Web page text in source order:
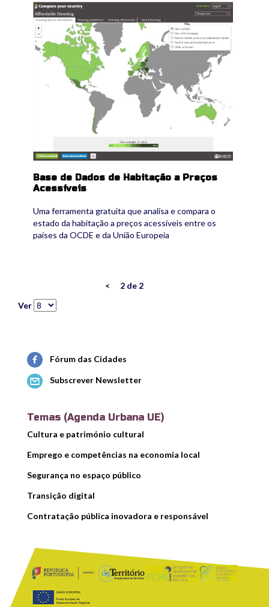
base_de_dados.jpg
Base de Dados de Habitação a Preços
Acessíveis
Uma ferramenta gratuita que analisa e compara o
estado da habitação a preços acessíveis entre os
países da OCDE e da União Europeia
<
2 de 2
Ver
Fórum das Cidades
Subscrever Newsletter
Temas (Agenda Urbana UE)
Cultura e património cultural
Emprego e competências na economia local
Segurança no espaço público
Transição digital
Contratação pública inovadora e responsável